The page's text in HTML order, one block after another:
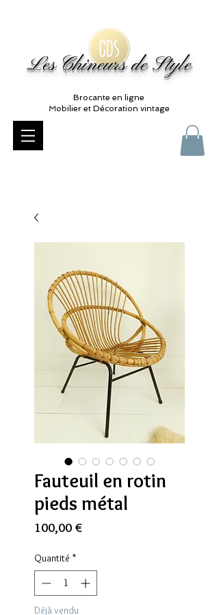
Les Chineurs de Style
Brocante en ligne
Mobilier et Décoration vintage
Fauteuil en rotin
pieds métal
100,00 €Prix
Quantité *
Déjà vendu